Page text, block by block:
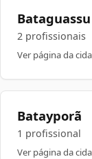
Bataguassu
2 profissionais
Ver página da
Batayporã
1 profissional
Ver página da